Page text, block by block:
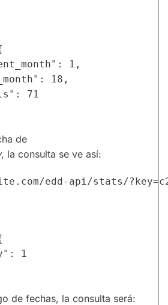
1,
18,
71
de
, la consulta se ve así:
1
de fechas, la consulta será: